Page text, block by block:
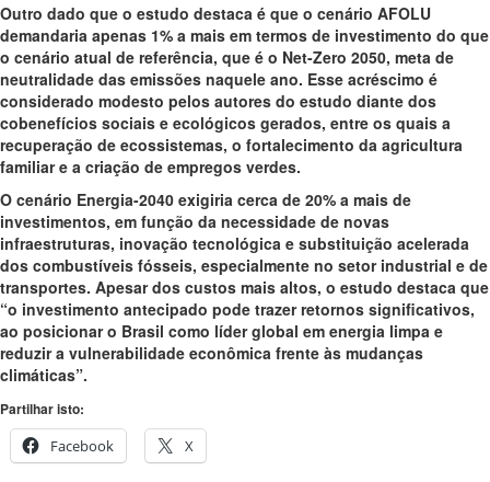
Outro dado que o estudo destaca é que o cenário AFOLU
demandaria apenas 1% a mais em termos de investimento do que
o cenário atual de referência, que é o Net-Zero 2050, meta de
neutralidade das emissões naquele ano. Esse acréscimo é
considerado modesto pelos autores do estudo diante dos
cobenefícios sociais e ecológicos gerados, entre os quais a
recuperação de ecossistemas, o fortalecimento da agricultura
familiar e a criação de empregos verdes.
O cenário Energia-2040 exigiria cerca de 20% a mais de
investimentos, em função da necessidade de novas
infraestruturas, inovação tecnológica e substituição acelerada
dos combustíveis fósseis, especialmente no setor industrial e de
transportes. Apesar dos custos mais altos, o estudo destaca que
“o investimento antecipado pode trazer retornos significativos,
ao posicionar o Brasil como líder global em energia limpa e
reduzir a vulnerabilidade econômica frente às mudanças
climáticas”.
Partilhar isto:
Facebook
X